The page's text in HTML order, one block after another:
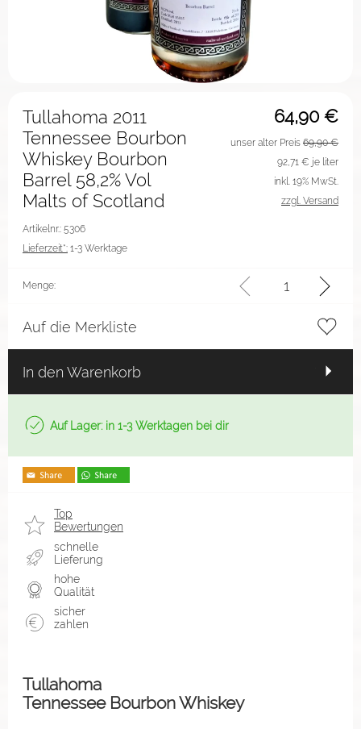
64,90 €
Tullahoma 2011
Tennessee Bourbon
Whiskey Bourbon
Barrel 58,2% Vol
Malts of Scotland
Artikelnr.: 5306
Lieferzeit*: 1-3 Werktage
unser alter Preis 69,90 €
92,71 € je liter
inkl. 19% MwSt.
zzgl. Versand
Menge:
Auf die Merkliste
In den Warenkorb
Auf Lager: in 1-3 Werktagen bei dir
Top
Bewertungen
schnelle
Lieferung
hohe
Qualität
sicher
zahlen
Tullahoma
Tennessee Bourbon Whiskey